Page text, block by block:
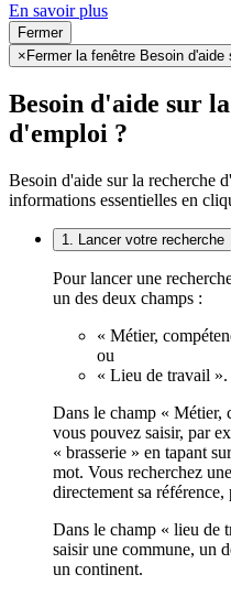
En savoir plus
Fermer
× Fermer la fenêtre Besoin
Besoin d'aide sur
d'emploi ?
Besoin d'aide sur la recherche
informations essentielles en
1. Lancer votre recherche
Pour lancer une
un des deux champs :
« Métier,
ou
« Lieu de travail ».
Dans le champ « Métier,
vous pouvez saisir, par
« brasserie » en tapant
mot. Vous recherchez
directement sa
Dans le champ « lieu de
saisir une commune, un
un continent.